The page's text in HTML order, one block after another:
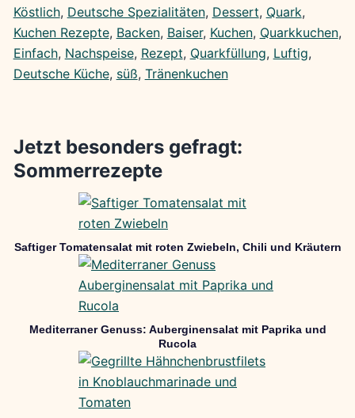
Köstlich, Deutsche Spezialitäten, Dessert, Quark
Kuchen Rezepte, Backen, Baiser, Kuchen, Quarkkuchen
Einfach, Nachspeise, Rezept, Quarkfüllung, Luftig
Deutsche Küche, süß, Tränenkuchen
Jetzt besonders gefragt:
Sommerrezepte
Saftiger Tomatensalat mit roten Zwiebeln, Chili und Kräutern
Mediterraner Genuss: Auberginensalat mit Paprika und
Rucola